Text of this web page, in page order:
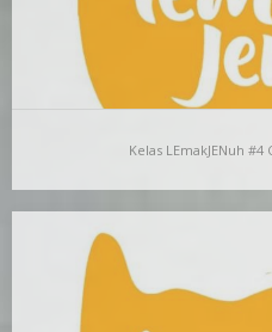
Kelas LEmakJENuh #4
Kelas LemakJenuh (Lejen)
RuangDalam Art House. Lewat
RuangDalam…
Kelas LEmakJENuh